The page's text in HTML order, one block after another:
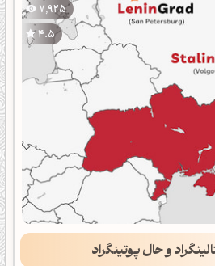
7,925
4.5
و حال پوتینگراد